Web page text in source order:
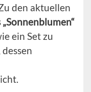
den aktuellen
ein Set zu